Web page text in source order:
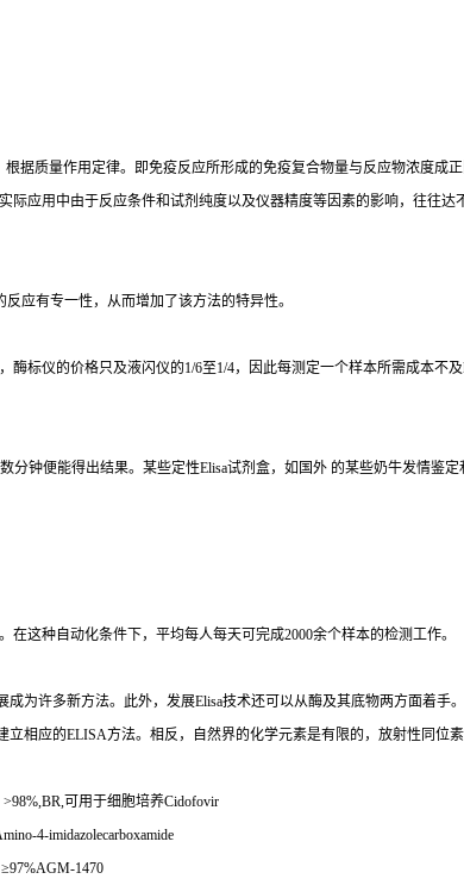
根据质量作用定律。即免疫反应所形成的免疫复合物量与反应物浓度成
际应用中由于反应条件和试剂纯度以及仪器精度等因素的影响，往往达
应有专一性，从而增加了该方法的特异性。
酶标仪的价格只及液闪仪的1/6至1/4，因此每测定一个样本所需成本不及
分钟便能得出结果。某些定性Elisa试剂盒，如国外 的某些奶牛发情鉴定
在这种自动化条件下，平均每人每天可完成2000余个样本的检测工作。
成为许多新方法。此外，发展Elisa技术还可以从酶及其底物两方面着手。
立相应的ELISA方法。相反，自然界的化学元素是有限的，放射性同位素
>98%,BR, 可用于细胞培养Cidofovir
4-imidazolecarboxamide
97%AGM-1470